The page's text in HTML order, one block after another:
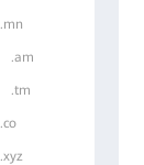
.mn
.am
.tm
.co
.xyz